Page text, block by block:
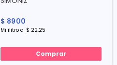
$ 8900
Mililitro a $ 22,25
Comprar